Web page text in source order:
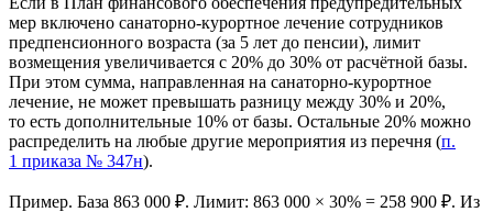
мер включено санаторно-курортное лечение сотрудников
предпенсионного возраста (за 5 лет до пенсии), лимит
возмещения увеличивается с 20% до 30% от расчётной базы.
При этом сумма, направленная на санаторно-курортное
лечение, не может превышать разницу между 30% и 20%,
то есть дополнительные 10% от базы. Остальные 20% можно
распределить на любые другие мероприятия из перечня (п.
1 приказа № 347н).
Пример. База 863 000 ₽. Лимит: 863 000 × 30% = 258 900 ₽. Из